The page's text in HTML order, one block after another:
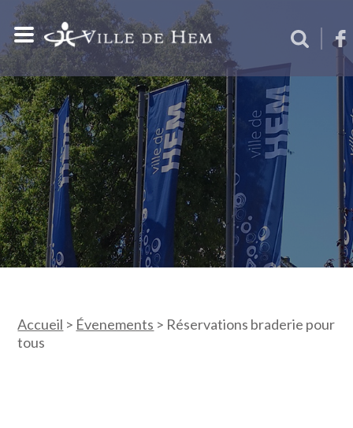
Accueil > Évenements > Réservations braderie pour
tous